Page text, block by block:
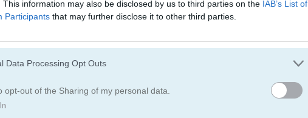
This information may also be disclosed by us to third parties on the IAB’s List of
Participants that may further disclose it to other third parties.
Data Processing Opt Outs
opt-out of the Sharing of my personal data.
alcanzar su objetivo de peso. Aunque esto la hace vulnerable hasta a
que puede cambiar de forma con poco esfuerzo. Tu trabajo es ayudarla a
y buscar nuevas si así lo decide.